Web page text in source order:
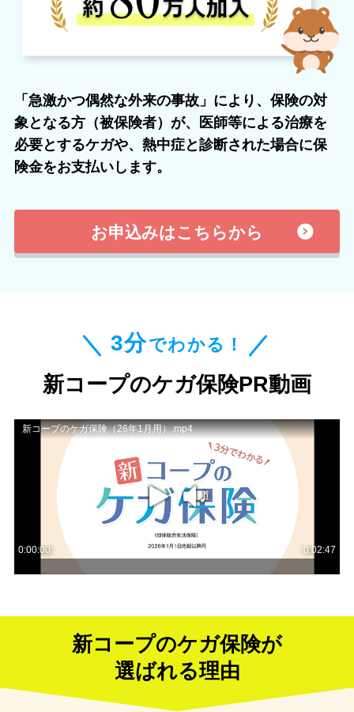
「急激かつ偶然な外来の事故」により、保険の対
象となる方（被保険者）が、医師等による治療を
必要とするケガや、熱中症と診断された場合に保
険金をお支払いします。
お申込みはこちらから
3分でわかる！
新コープのケガ保険PR動画
新コープのケガ保険が
選ばれる理由